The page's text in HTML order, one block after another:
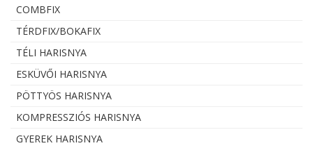
COMBFIX
TÉRDFIX/BOKAFIX
TÉLI HARISNYA
ESKÜVŐI HARISNYA
PÖTTYÖS HARISNYA
KOMPRESSZIÓS HARISNYA
GYEREK HARISNYA